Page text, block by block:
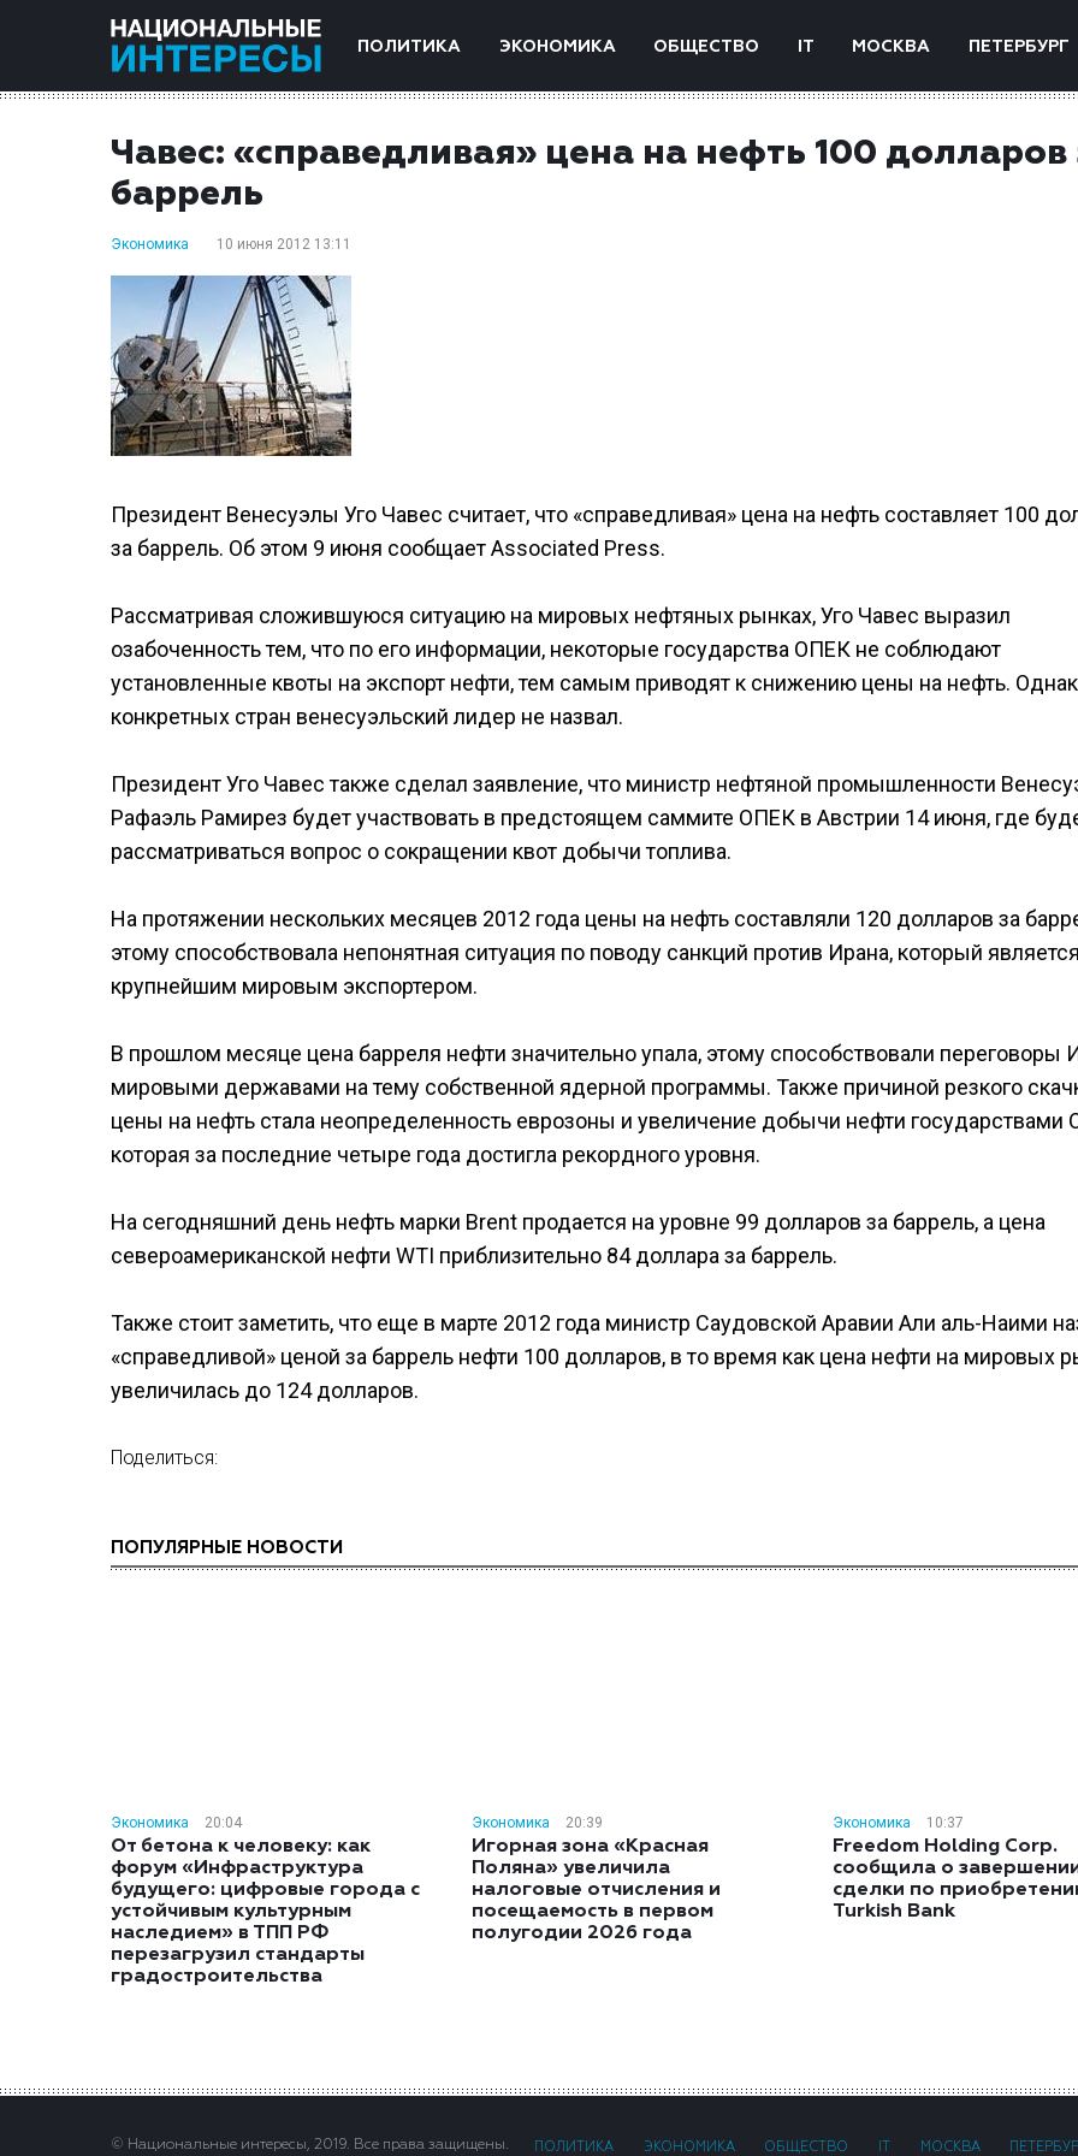
ПОЛИТИКА ЭКОНОМИКА ОБЩЕСТВО IT МОСКВА ПЕТЕРБУРГ
Чавес: «справедливая» цена на нефть 100 долларов
баррель
Экономика 10 июня 2012 13:11
Президент Венесуэлы Уго Чавес считает, что «справедливая» цена на нефть составляет 100
за баррель. Об этом 9 июня сообщает Associated Press.
Рассматривая сложившуюся ситуацию на мировых нефтяных рынках, Уго Чавес выразил
озабоченность тем, что по его информации, некоторые государства ОПЕК не соблюдают
установленные квоты на экспорт нефти, тем самым приводят к снижению цены на нефть.
конкретных стран венесуэльский лидер не назвал.
Президент Уго Чавес также сделал заявление, что министр нефтяной промышленности
Рафаэль Рамирез будет участвовать в предстоящем саммите ОПЕК в Австрии 14 июня, где
рассматриваться вопрос о сокращении квот добычи топлива.
На протяжении нескольких месяцев 2012 года цены на нефть составляли 120 долларов за
этому способствовала непонятная ситуация по поводу санкций против Ирана, который является
крупнейшим мировым экспортером.
В прошлом месяце цена барреля нефти значительно упала, этому способствовали переговоры
мировыми державами на тему собственной ядерной программы. Также причиной резкого
цены на нефть стала неопределенность еврозоны и увеличение добычи нефти государствами
которая за последние четыре года достигла рекордного уровня.
На сегодняшний день нефть марки Brent продается на уровне 99 долларов за баррель, а цена
североамериканской нефти WTI приблизительно 84 доллара за баррель.
Также стоит заметить, что еще в марте 2012 года министр Саудовской Аравии Али аль-Наими
«справедливой» ценой за баррель нефти 100 долларов, в то время как цена нефти на мировых
увеличилась до 124 долларов.
Поделиться:
ПОПУЛЯРНЫЕ НОВОСТИ
Экономика 20:04
От бетона к человеку: как
форум «Инфраструктура
будущего: цифровые города с
устойчивым культурным
наследием» в ТПП РФ
перезагрузил стандарты
градостроительства
Экономика 20:39
Игорная зона «Красная
Поляна» увеличила
налоговые отчисления и
посещаемость в первом
полугодии 2026 года
Экономика 10:37
Freedom Holding Corp.
сообщила о
сделки по
Turkish Bank
© Национальные интересы, 2019. Все права защищены. ПОЛИТИКА ЭКОНОМИКА ОБЩЕСТВО МОСКВА